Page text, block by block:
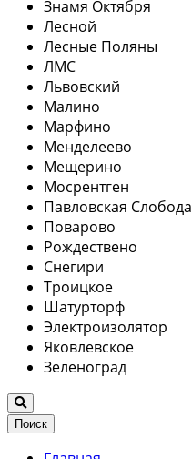
Знамя Октября
Лесной
Лесные Поляны
ЛМС
Львовский
Малино
Марфино
Менделеево
Мещерино
Мосрентген
Павловская Слобода
Поварово
Рождествено
Снегири
Троицкое
Шатурторф
Электроизолятор
Яковлевское
Зеленоград
Поиск